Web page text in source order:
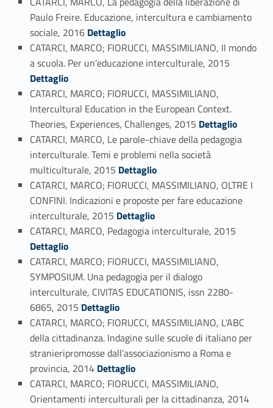
Paulo Freire. Educazione, intercultura e cambiamento
sociale, 2016 Link identifier #identifier_person_88333-59
Dettaglio
CATARCI, MARCO; FIORUCCI, MASSIMILIANO, Il mondo
a scuola. Per un'educazione interculturale, 2015
Dettaglio
CATARCI, MARCO; FIORUCCI, MASSIMILIANO,
Intercultural Education in the European Context.
Theories, Experiences, Challenges, 2015 Link identifier #identifier_person_11966-61
Dettaglio
CATARCI, MARCO, Le parole-chiave della pedagogia
interculturale. Temi e problemi nella società
multiculturale, 2015 Link identifier #identifier_person_81475-62
Dettaglio
CATARCI, MARCO; FIORUCCI, MASSIMILIANO, OLTRE I
CONFINI. Indicazioni e proposte per fare educazione
interculturale, 2015 Link identifier #identifier_person_149635-63
Dettaglio
CATARCI, MARCO, Pedagogia interculturale, 2015
Dettaglio
CATARCI, MARCO; FIORUCCI, MASSIMILIANO,
SYMPOSIUM. Una pedagogia per il dialogo
interculturale, CIVITAS EDUCATIONIS, issn 2280-
6865, 2015 Link identifier #identifier_person_66244-65
Dettaglio
CATARCI, MARCO; FIORUCCI, MASSIMILIANO, L'ABC
della cittadinanza. Indagine sulle scuole di italiano per
stranieripromosse dall’associazionismo a Roma e
provincia, 2014 Link identifier #identifier_person_159689-66
Dettaglio
CATARCI, MARCO; FIORUCCI, MASSIMILIANO,
Orientamenti interculturali per la cittadinanza, 2014